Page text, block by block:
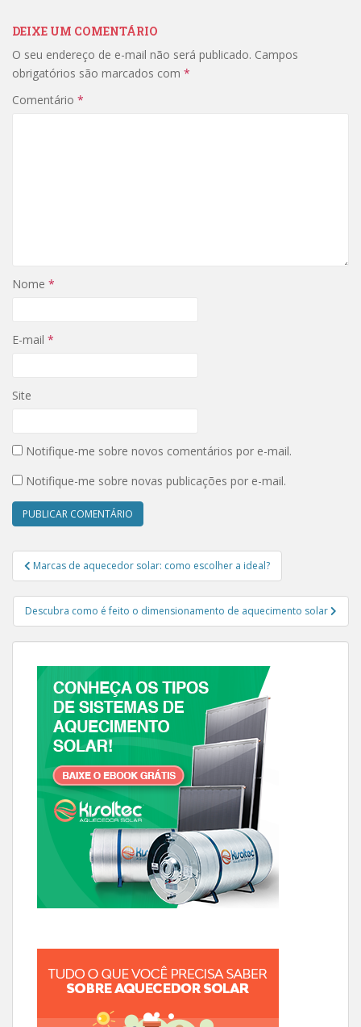
DEIXE UM COMENTÁRIO
O seu endereço de e-mail não será publicado. Campos
obrigatórios são marcados com *
Comentário *
Nome *
E-mail *
Site
Notifique-me sobre novos comentários por e-mail.
Notifique-me sobre novas publicações por e-mail.
Navegação de Post
Marcas de aquecedor solar: como escolher a ideal?
Descubra como é feito o dimensionamento de aquecimento solar